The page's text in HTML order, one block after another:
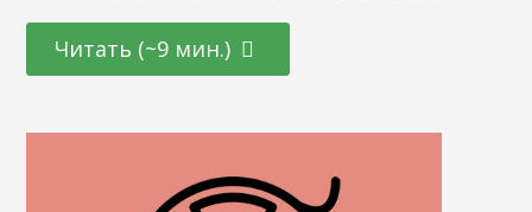
с клиентами. Сейчас в мире интернета, где всем доступна
почти любая информация, конкурентоспособными
постоянными клиентами? Каждый из нас в сознательном
Читать (~9 мин.)